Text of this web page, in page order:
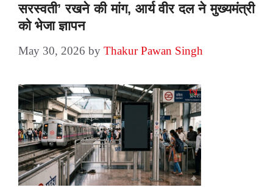
सरस्वती’ रखने की मांग, आर्य वीर दल ने मुख्यमंत्री
को भेजा ज्ञापन
May 30, 2026 by Thakur Pawan Singh